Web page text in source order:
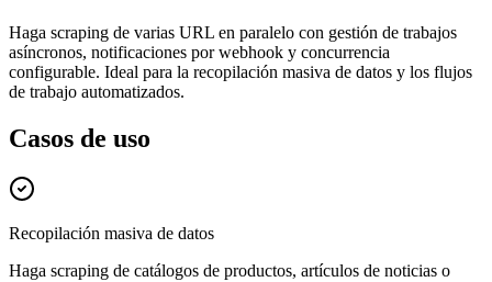
Haga scraping de varias URL en paralelo con gestión de trabajos
asíncronos, notificaciones por webhook y concurrencia
configurable. Ideal para la recopilación masiva de datos y los flujos
de trabajo automatizados.
Casos de uso
Recopilación masiva de datos
Haga scraping de catálogos de productos, artículos de noticias o